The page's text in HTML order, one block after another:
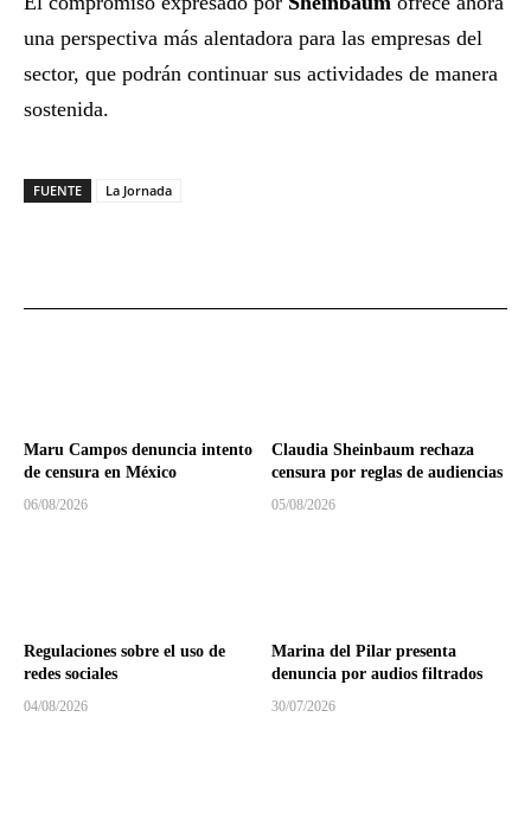
una perspectiva más alentadora para las empresas del
sector, que podrán continuar sus actividades de manera
sostenida.
FUENTE La Jornada
Maru Campos denuncia intento
de censura en México
06/08/2026
Claudia Sheinbaum rechaza
censura por reglas de audiencias
05/08/2026
Regulaciones sobre el uso de
redes sociales
04/08/2026
Marina del Pilar presenta
denuncia por audios filtrados
30/07/2026